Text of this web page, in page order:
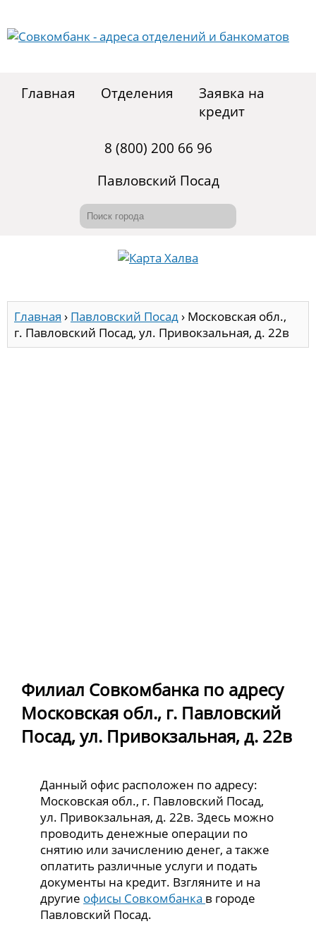
Главная Отделения
Заявка на
кредит
8 (800) 200 66 96
Павловский Посад
Главная › Павловский Посад› Московская обл.,
г. Павловский Посад, ул. Привокзальная, д. 22в
Филиал Совкомбанка по адресу
Московская обл., г. Павловский
Посад, ул. Привокзальная, д. 22в
Данный офис расположен по адресу:
Московская обл., г. Павловский Посад,
ул. Привокзальная, д. 22в. Здесь можно
проводить денежные операции по
снятию или зачислению денег, а также
оплатить различные услуги и подать
документы на кредит. Взгляните и на
другие офисы Совкомбанка в городе
Павловский Посад.